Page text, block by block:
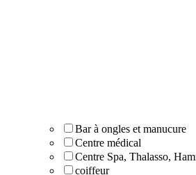
Bar à ongles et manucure
Centre médical
Centre Spa, Thalasso,
coiffeur